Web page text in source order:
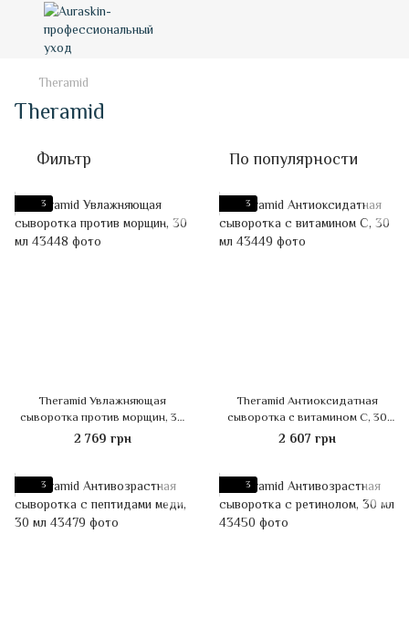
Theramid
Theramid
Фильтр По популярности
3
Theramid Увлажняющая
сыворотка против морщин, 30
мл
2 769 грн
3
Theramid Антиоксидатная
сыворотка с витамином С, 30
мл
2 607 грн
3 3